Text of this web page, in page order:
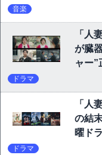
音楽
「人
が臓
ャー”
ドラマ
「人
の結
曜ド
ドラマ